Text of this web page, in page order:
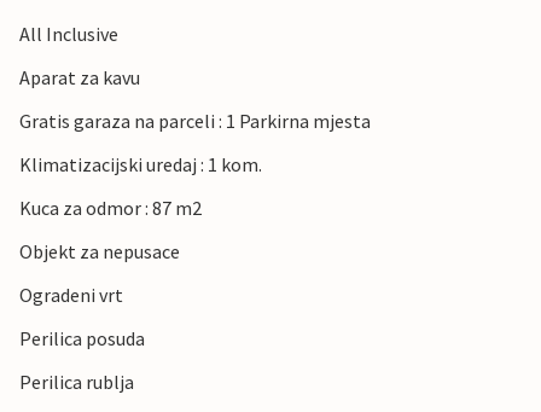
All Inclusive
Aparat za kavu
Gratis garaza na parceli : 1 Parkirna mjesta
Klimatizacijski uredaj : 1 kom.
Kuca za odmor : 87 m2
Objekt za nepusace
Ogradeni vrt
Perilica posuda
Perilica rublja